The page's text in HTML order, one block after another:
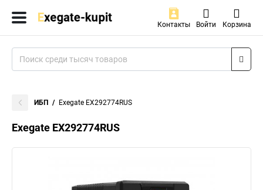
Контакты Войти Корзина
ИБП Exegate EX292774RUS
Exegate EX292774RUS